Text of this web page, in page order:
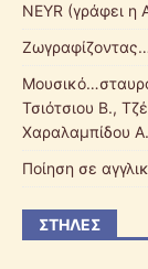
ΝΕΥR (γράφει η
Τσιότσιου Β.,
Χαραλαμπίδου
Ποίηση σε
ΣΤΉΛΕΣ